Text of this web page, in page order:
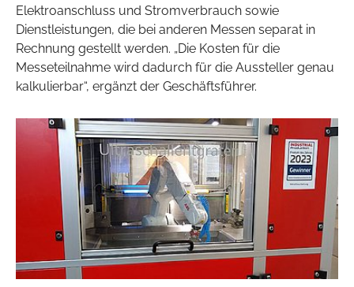
Elektroanschluss und Stromverbrauch sowie
Dienstleistungen, die bei anderen Messen separat in
Rechnung gestellt werden. „Die Kosten für die
Messeteilnahme wird dadurch für die Aussteller genau
kalkulierbar“, ergänzt der Geschäftsführer.